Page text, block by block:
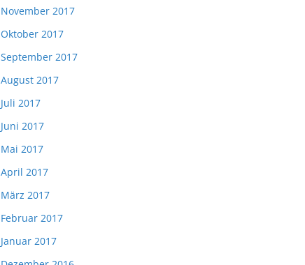
November 2017
Oktober 2017
September 2017
August 2017
Juli 2017
Juni 2017
Mai 2017
April 2017
März 2017
Februar 2017
Januar 2017